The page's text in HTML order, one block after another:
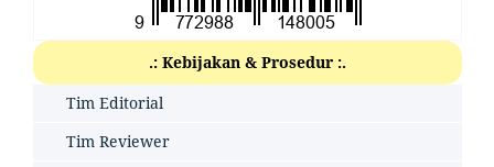
.: Kebijakan & Prosedur :.
Tim Editorial
Tim Reviewer